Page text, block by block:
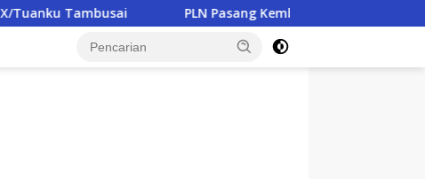
PLN Pasang Kembali KWh Meter Rumah Ketua RT di Dumai yang